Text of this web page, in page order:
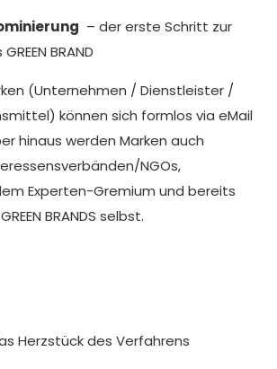
– der erste Schritt zur
BRAND
(Unternehmen / Dienstleister /
können sich formlos via eMail
hinaus werden Marken auch
NGOs,
Experten-Gremium und bereits
BRANDS selbst.
Herzstück des Verfahrens